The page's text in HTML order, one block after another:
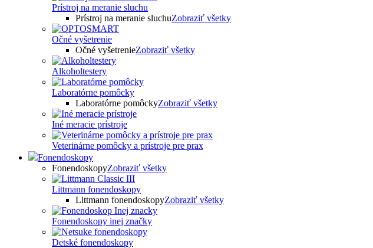
Prístroj na meranie sluchu
Prístroj na meranie sluchuZobraziť všetky
Očné vyšetrenie
Očné vyšetrenieZobraziť všetky
Alkoholtestery
Laboratórne pomôcky
Laboratórne pomôckyZobraziť všetky
Iné meracie prístroje
Veterinárne pomôcky a prístroje pre prax
Fonendoskopy
FonendoskopyZobraziť všetky
Littmann fonendoskopy
Littmann fonendoskopyZobraziť všetky
Fonendoskopy inej značky
Detské fonendoskopy